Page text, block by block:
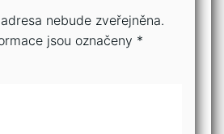
nebude zveřejněna.
jsou označeny *